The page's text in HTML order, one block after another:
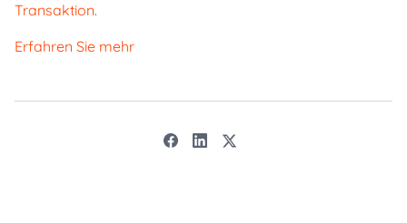
Transaktion.
Erfahren Sie mehr